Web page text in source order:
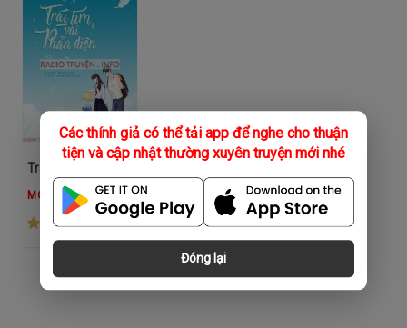
Các thính giả có thể tải app để nghe cho thuận
tiện và cập nhật thường xuyên truyện mới nhé
Đóng lại
MC Thu Hằng